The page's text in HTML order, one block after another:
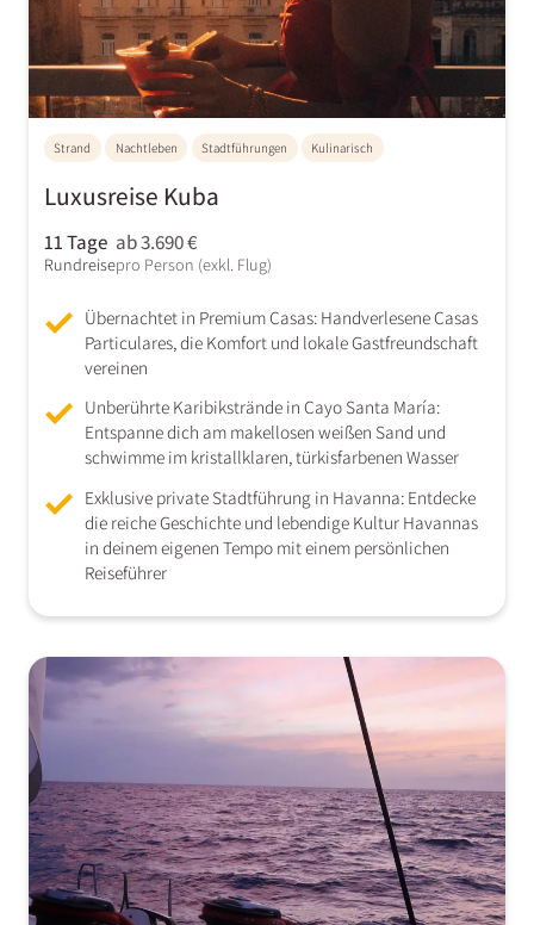
Strand Nachtleben Stadtführungen Kulinarisch
Luxusreise Kuba
11 Tage
Rundreise
ab 3.690 €
pro Person (exkl. Flug)
Übernachtet in Premium Casas: Handverlesene Casas
Particulares, die Komfort und lokale Gastfreundschaft
vereinen
Unberührte Karibikstrände in Cayo Santa María:
Entspanne dich am makellosen weißen Sand und
schwimme im kristallklaren, türkisfarbenen Wasser
Exklusive private Stadtführung in Havanna: Entdecke
die reiche Geschichte und lebendige Kultur Havannas
in deinem eigenen Tempo mit einem persönlichen
Reiseführer